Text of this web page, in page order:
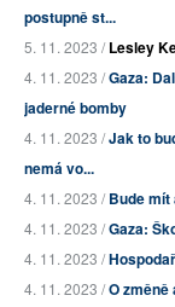
postupně st...
5. 11. 2023 /Lesley
4. 11. 2023 /Gaza:
jaderné bomby
4. 11. 2023 /Jak to
nemá vo...
4. 11. 2023 /Bude
4. 11. 2023 /Gaza:
4. 11. 2023 /
4. 11. 2023 /O